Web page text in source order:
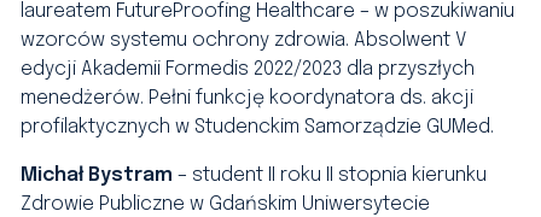
laureatem FutureProofing Healthcare – w poszukiwaniu
wzorców systemu ochrony zdrowia. Absolwent V
edycji Akademii Formedis 2022/2023 dla przyszłych
menedżerów. Pełni funkcję koordynatora ds. akcji
profilaktycznych w Studenckim Samorządzie GUMed.
Michał Bystram – student II roku II stopnia kierunku
Zdrowie Publiczne w Gdańskim Uniwersytecie